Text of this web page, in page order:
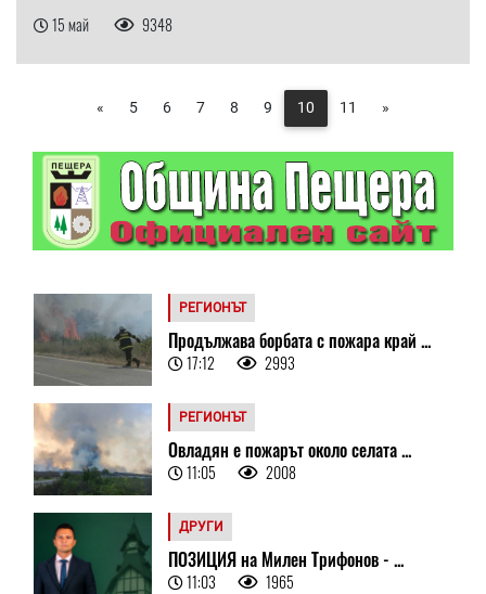
15 май 9348
« 5 6 7 8 9 10 11 »
РЕГИОНЪТ
Продължава борбата с пожара край ...
17:12 2993
РЕГИОНЪТ
Овладян е пожарът около селата ...
11:05 2008
ДРУГИ
ПОЗИЦИЯ на Милен Трифонов - ...
11:03 1965